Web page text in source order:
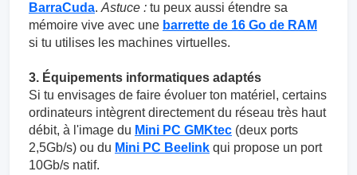
BarraCuda. Astuce : tu peux aussi étendre sa
mémoire vive avec une barrette de 16 Go de RAM
si tu utilises les machines virtuelles.
3. Équipements informatiques adaptés
Si tu envisages de faire évoluer ton matériel, certains
ordinateurs intègrent directement du réseau très haut
débit, à l'image du Mini PC GMKtec (deux ports
2,5Gb/s) ou du Mini PC Beelink qui propose un port
10Gb/s natif.